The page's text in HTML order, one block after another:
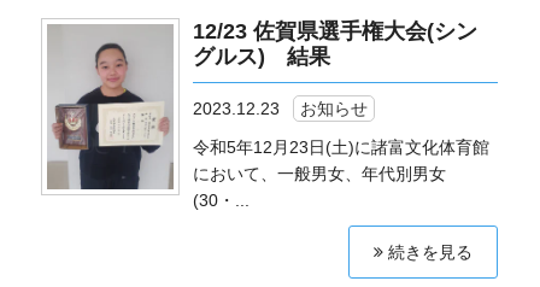
12/23 佐賀県選手権大会(シン
グルス) 結果
2023.12.23
お知らせ
令和5年12月23日(土)に諸富文化体育館
において、一般男女、年代別男女
(30・...
続きを見る